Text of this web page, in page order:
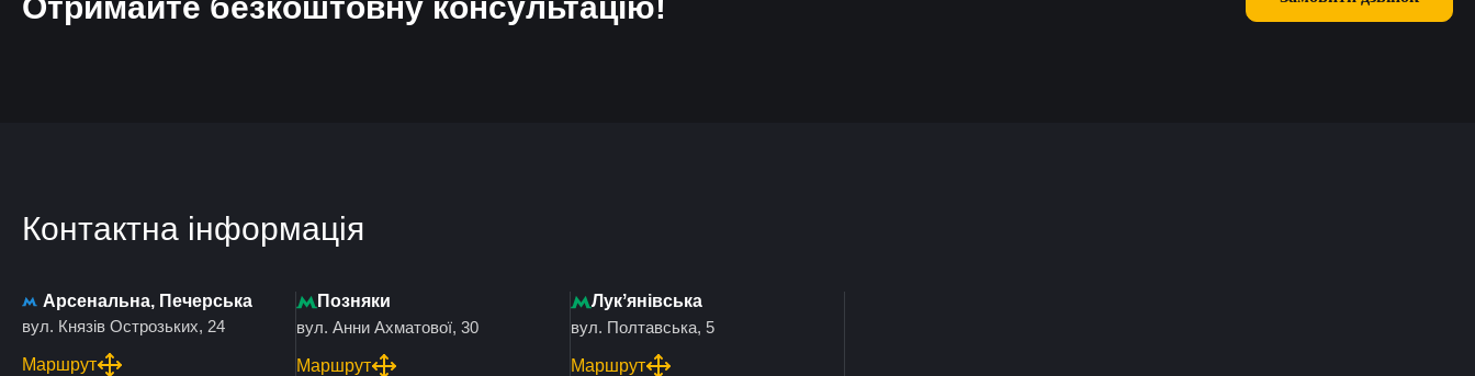
Контактна інформація
Арсенальна, Печерська
вул. Князів Острозьких, 24
Маршрут
Позняки
вул. Анни Ахматової, 30
Маршрут
Лукʼянівська
вул. Полтавська, 5
Маршрут